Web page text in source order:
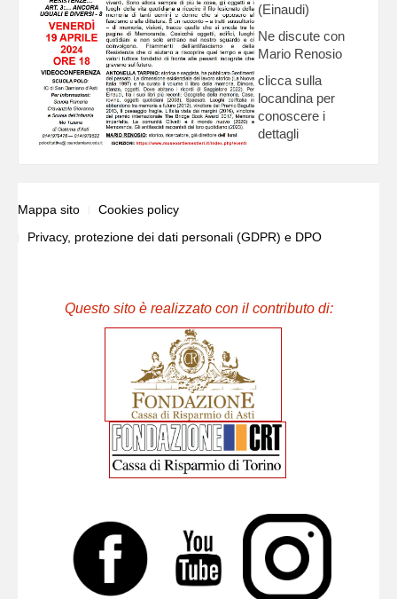
(Einaudi)
Ne discute con
Mario Renosio
clicca sulla
locandina per
conoscere i
dettagli
Mappa sito
Cookies policy
Privacy, protezione dei dati personali (GDPR) e DPO
Questo sito è realizzato con il contributo di: